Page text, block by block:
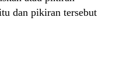
dan pikiran tersebut